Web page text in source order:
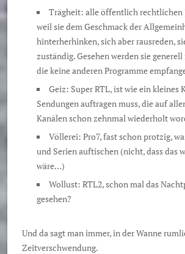
Trägheit: alle öffentlich rechtlichen
weil sie dem Geschmack der
hinterherhinken, sich aber rausreden,
zuständig. Gesehen werden sie
die keine anderen Programme
Geiz: Super RTL, ist wie ein kleines
Sendungen auftragen muss, die auf
Kanälen schon zehnmal wiederholt
Völlerei: Pro7, fast schon protzig,
und Serien auftischen (nicht, dass das
wäre…)
Wollust: RTL2, schon mal das
gesehen?
Und da sagt man immer, in der Wanne
Zeitverschwendung.